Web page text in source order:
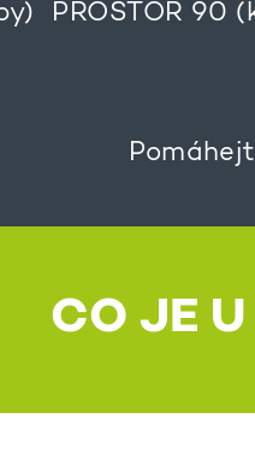
PROSTOR 90
CO JE